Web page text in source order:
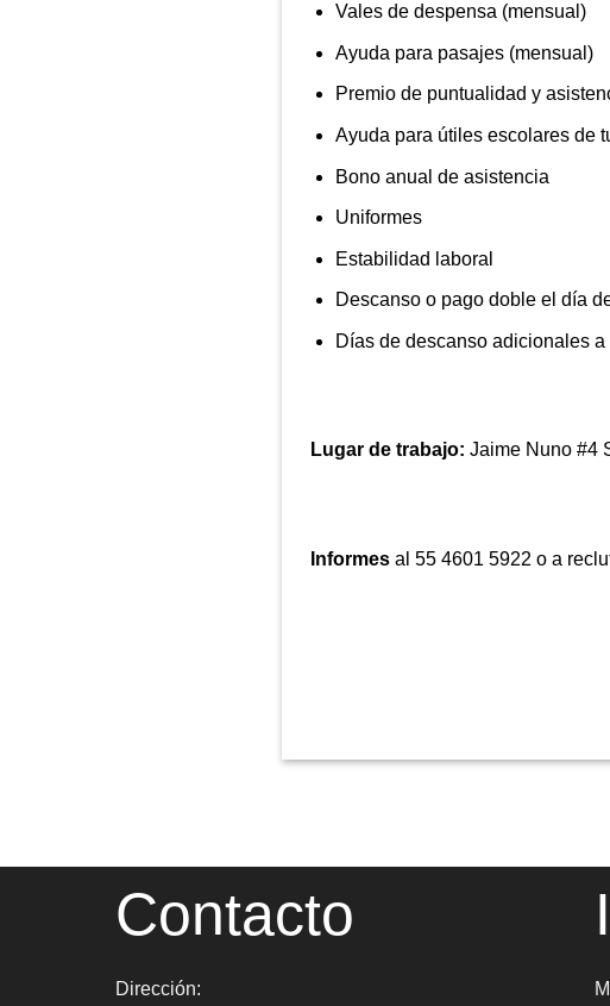
Vales de despensa (mensual)
Ayuda para pasajes (mensual)
Premio de puntualidad y
Ayuda para útiles escolares de
Bono anual de asistencia
Uniformes
Estabilidad laboral
Descanso o pago doble el día
Días de descanso adicionales
Lugar de trabajo: Jaime Nuno #4
Informes al 55 4601 5922 o a
Contacto
Dirección: